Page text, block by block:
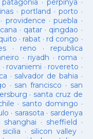
patagonia · perpinya ·
·portland · porto ·
· providence ·puebla ·
· qatar · qingdao ·
· rabat · rd congo ·
· reno · republica
· riyadh · roma ·
· rovaniemi · rovereto ·
· salvador de bahia ·
· san francisco · san
· santa cruz de
· santo domingo ·
· sarasota · sardenya
shanghai · sheffield ·
sicilia · silicon valley ·